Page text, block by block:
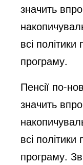
значить
всі
програму.
Пенсії по-
значить
всі
програму.